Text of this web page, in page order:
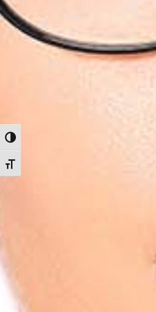
Εναλλαγή Υψηλής Αντίθεσης
Εναλλαγή Μεγέθους Γραμμάτων